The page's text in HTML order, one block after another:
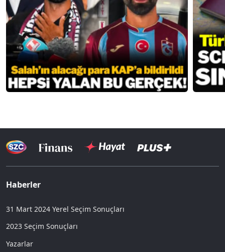
Haberler
31 Mart 2024 Yerel Seçim Sonuçları
2023 Seçim Sonuçları
Yazarlar